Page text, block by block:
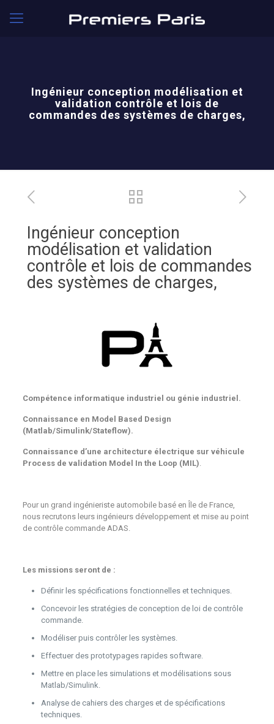
Ingénieur conception modélisation et
validation contrôle et lois de
commandes des systèmes de charges,
Ingénieur conception
modélisation et validation
contrôle et lois de commandes
des systèmes de charges,
Compétence informatique industriel ou génie industriel.
Connaissance en Model Based Design
(Matlab/Simulink/Stateflow).
Connaissance d’une architecture électrique sur véhicule
Process de validation Model In the Loop (MIL).
Pour un grand ingénieriste automobile basé en Île de France,
nous recrutons leurs ingénieurs développement et mise au point
de contrôle commande ADAS.
Les missions seront de :
Définir les spécifications fonctionnelles et techniques.
Concevoir les stratégies de conception de loi de contrôle
commande.
Modéliser puis contrôler les systèmes.
Effectuer des prototypages rapides software.
Mettre en place les simulations et modélisations sous
Matlab/Simulink.
Analyse de cahiers des charges et de spécifications
techniques.